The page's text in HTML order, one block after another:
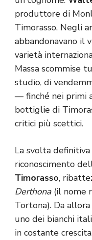
produttore di
Timorasso. Negli
abbandonavano il
varietà
Massa scommise
studio, di
— finché nei primi
bottiglie di
critici più scettici.
La svolta
riconoscimento
Timorasso,
Derthona (il nome
Tortona). Da
uno dei bianchi
in costante